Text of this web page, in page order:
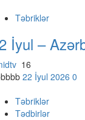
Təbriklər
İyul –
16
22 İyul 2026 0
Təbriklər
Tədbirlər